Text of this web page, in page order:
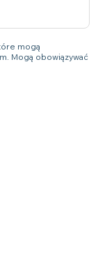
mogą
Mogą obowiązywać